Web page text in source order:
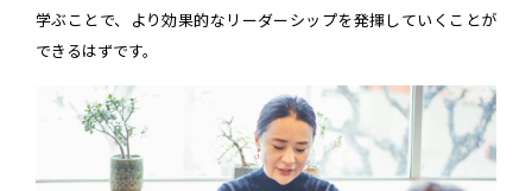
学ぶことで、より効果的なリーダーシップを発揮していくことが
できるはずです。